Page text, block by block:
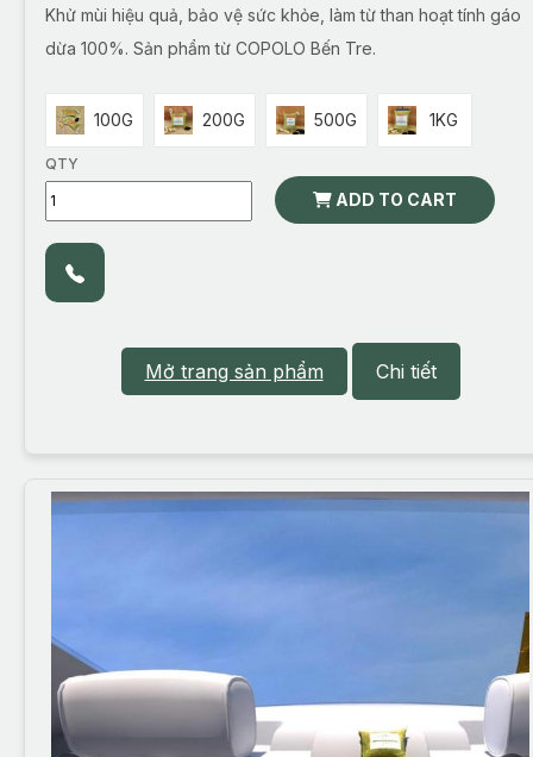
Khử mùi hiệu quả, bảo vệ sức khỏe, làm từ than hoạt tính gáo
dừa 100%. Sản phẩm từ COPOLO Bến Tre.
100G 200G 500G 1KG
QTY
ADD TO CART
Mở trang sản phẩm Chi tiết